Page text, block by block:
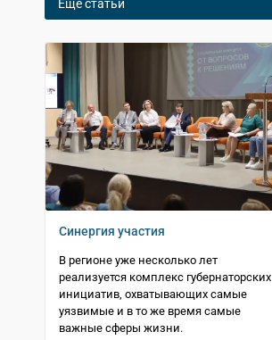
Еще статьи
Синергия участия
В регионе уже несколько лет
реализуется комплекс губернаторских
инициатив, охватывающих самые
уязвимые и в то же время самые
важные сферы жизни.